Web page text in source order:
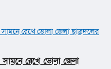
সামনে রেখে ভোলা জেলা